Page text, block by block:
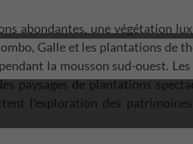
abondantes, une végétation
Galle et les plantations de
la mousson sud-ouest.
paysages de plantations
l'exploration des